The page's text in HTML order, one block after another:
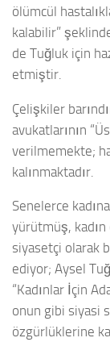
ölümcül
kalabilir”
de Tuğluk için
etmiştir.
Çelişkiler
avukatlarının
verilmemekte;
kalınmaktadır.
Senelerce
yürütmüş,
siyasetçi olarak
ediyor; Aysel
“Kadınlar İçin
onun gibi siyasi
özgürlüklerine